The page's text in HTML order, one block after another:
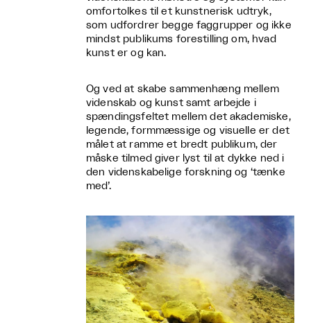
omfortolkes til et kunstnerisk udtryk,
som udfordrer begge faggrupper og ikke
mindst publikums forestilling om, hvad
kunst er og kan.
Og ved at skabe sammenhæng mellem
videnskab og kunst samt arbejde i
spændingsfeltet mellem det akademiske,
legende, formmæssige og visuelle er det
målet at ramme et bredt publikum, der
måske tilmed giver lyst til at dykke ned i
den videnskabelige forskning og ‘tænke
med’.